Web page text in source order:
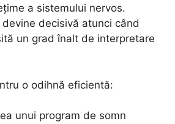
a sistemului nervos.
decisivă atunci când
un grad înalt de interpretare
o odihnă eficientă:
unui program de somn